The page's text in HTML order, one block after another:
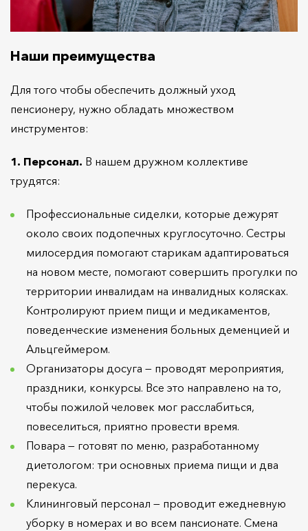
Наши преимущества
Для того чтобы обеспечить должный уход
пенсионеру, нужно обладать множеством
инструментов:
1. Персонал. В нашем дружном коллективе
трудятся:
Профессиональные сиделки, которые дежурят
около своих подопечных круглосуточно. Сестры
милосердия помогают старикам адаптироваться
на новом месте, помогают совершить прогулки по
территории инвалидам на инвалидных колясках.
Контролируют прием пищи и медикаментов,
поведенческие изменения больных деменцией и
Альцгеймером.
Организаторы досуга — проводят мероприятия,
праздники, конкурсы. Все это направлено на то,
чтобы пожилой человек мог расслабиться,
повеселиться, приятно провести время.
Повара — готовят по меню, разработанному
диетологом: три основных приема пищи и два
перекуса.
Клининговый персонал — проводит ежедневную
уборку в номерах и во всем пансионате. Смена